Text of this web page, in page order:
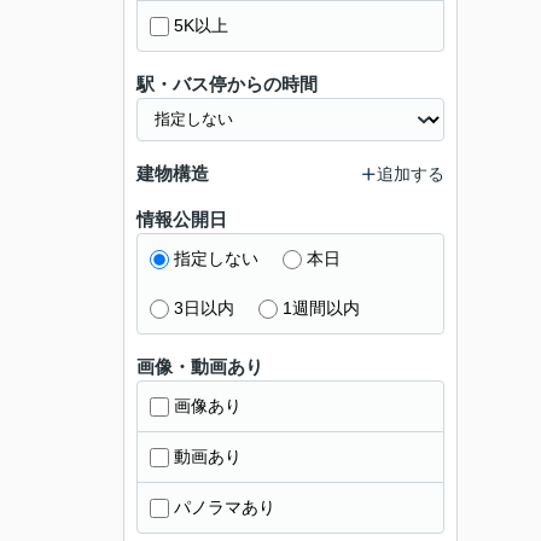
5K以上
駅・バス停からの時間
建物構造 追加する
情報公開日
指定しない 本日
3日以内 1週間以内
画像・動画あり
画像あり
動画あり
パノラマあり